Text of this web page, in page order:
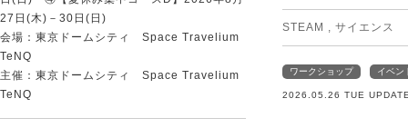
27日(木)－30日(日)
会場：東京ドームシティ Space Travelium
TeNQ
主催：東京ドームシティ Space Travelium
TeNQ
STEAM サイエンス
ワークショップ イベン
2026.05.26 TUE